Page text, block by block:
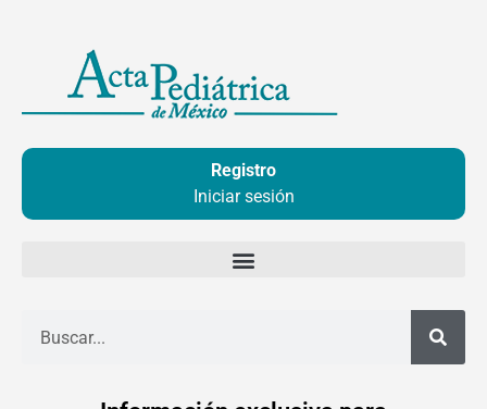
contenido
Registro
Iniciar sesión